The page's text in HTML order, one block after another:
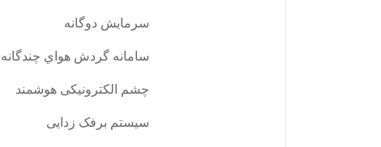
سرمایش دوگانه
سامانه گردش هواي چندگانه
چشم الكترونيكی هوشمند
سیستم برفک زدایی